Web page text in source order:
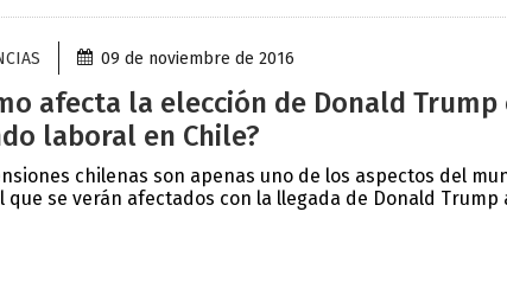
09 de noviembre de 2016
afecta la elección de Donald Trump
laboral en Chile?
chilenas son apenas uno de los aspectos del
que se verán afectados con la llegada de Donald Trump